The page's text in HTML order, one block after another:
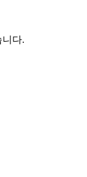
다.